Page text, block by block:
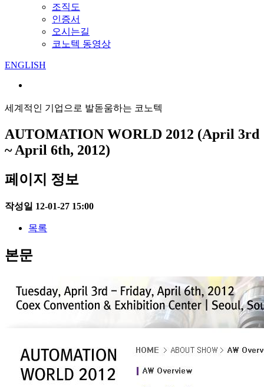
조직도
인증서
오시는길
코노텍 동영상
ENGLISH
세계적인 기업으로 발돋움하는 코노텍
AUTOMATION WORLD 2012 (April 3rd
~ April 6th, 2012)
페이지 정보
작성일 12-01-27 15:00
목록
본문